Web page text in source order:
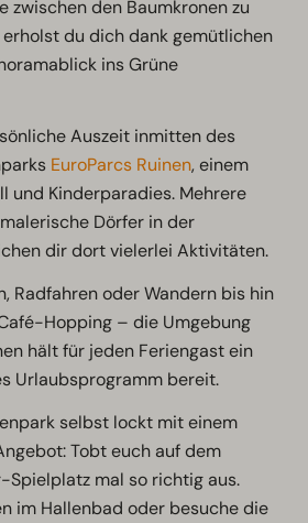
zwischen den Baumkronen zu
du dich dank gemütlichen
ins Grüne
Auszeit inmitten des
EuroParcs Ruinen, einem
und Kinderparadies. Mehrere
Dörfer in der
dir dort vielerlei Aktivitäten.
Radfahren oder Wandern bis hin
Hopping – die Umgebung
hält für jeden Feriengast ein
Urlaubsprogramm bereit.
selbst lockt mit einem
Tobt euch auf dem
mal so richtig aus.
im Hallenbad oder besuche die